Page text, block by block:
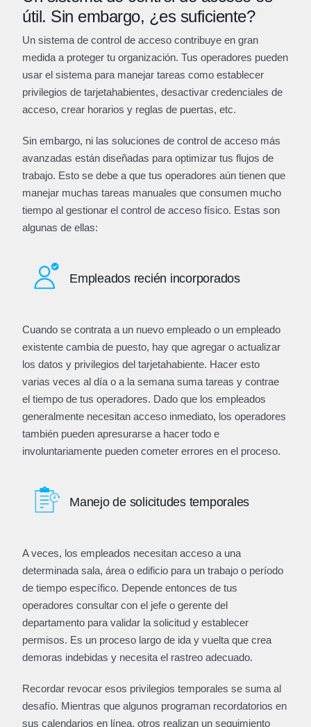
útil. Sin embargo, ¿es suficiente?
Un sistema de control de acceso contribuye en gran
medida a proteger tu organización. Tus operadores pueden
usar el sistema para manejar tareas como establecer
privilegios de tarjetahabientes, desactivar credenciales de
acceso, crear horarios y reglas de puertas, etc.
Sin embargo, ni las soluciones de control de acceso más
avanzadas están diseñadas para optimizar tus flujos de
trabajo. Esto se debe a que tus operadores aún tienen que
manejar muchas tareas manuales que consumen mucho
tiempo al gestionar el control de acceso físico. Estas son
algunas de ellas:
Empleados recién incorporados
Cuando se contrata a un nuevo empleado o un empleado
existente cambia de puesto, hay que agregar o actualizar
los datos y privilegios del tarjetahabiente. Hacer esto
varias veces al día o a la semana suma tareas y contrae
el tiempo de tus operadores. Dado que los empleados
generalmente necesitan acceso inmediato, los operadores
también pueden apresurarse a hacer todo e
involuntariamente pueden cometer errores en el proceso.
Manejo de solicitudes temporales
A veces, los empleados necesitan acceso a una
determinada sala, área o edificio para un trabajo o período
de tiempo específico. Depende entonces de tus
operadores consultar con el jefe o gerente del
departamento para validar la solicitud y establecer
permisos. Es un proceso largo de ida y vuelta que crea
demoras indebidas y necesita el rastreo adecuado.
Recordar revocar esos privilegios temporales se suma al
desafío. Mientras que algunos programan recordatorios en
sus calendarios en línea, otros realizan un seguimiento